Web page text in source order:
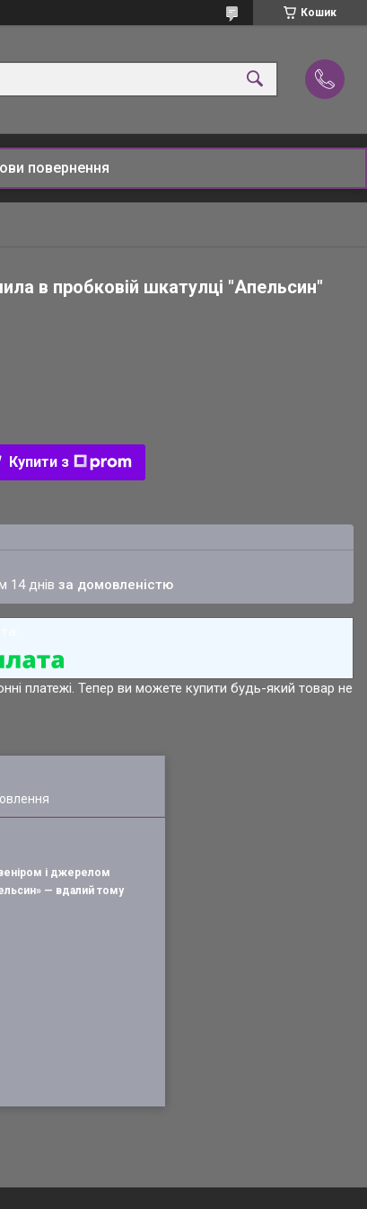
Кошик
повернення
в пробковій шкатулці "Апельсин"
Купити з
14 днівза домовленістю
платежі. Тепер ви можете купити будь-який товар не
і джерелом
— вдалий тому